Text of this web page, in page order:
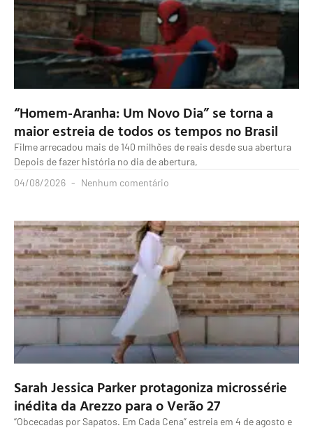
“Homem-Aranha: Um Novo Dia” se torna a
maior estreia de todos os tempos no Brasil
Filme arrecadou mais de 140 milhões de reais desde sua abertura
Depois de fazer história no dia de abertura,
04/08/2026
Nenhum comentário
Sarah Jessica Parker protagoniza microssérie
inédita da Arezzo para o Verão 27
“Obcecadas por Sapatos. Em Cada Cena” estreia em 4 de agosto e